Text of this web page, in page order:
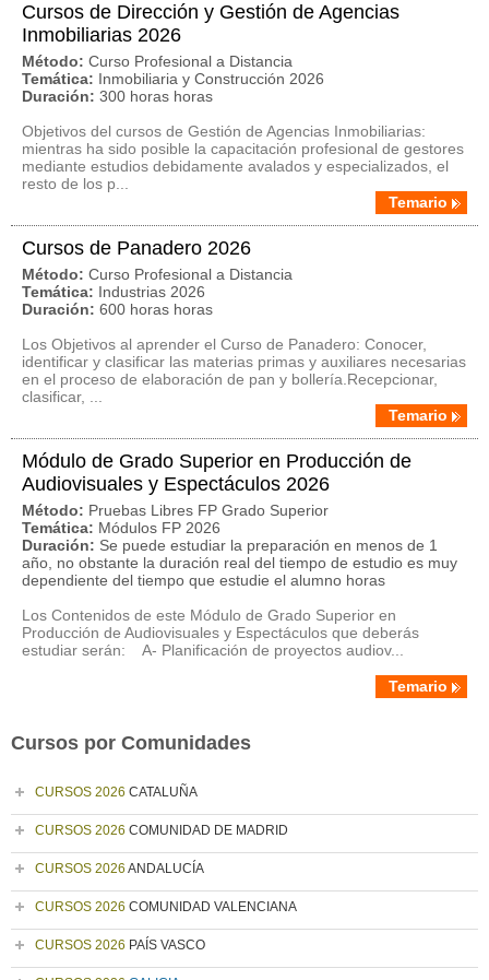
Cursos de Dirección y Gestión de Agencias
Inmobiliarias 2026
Método: Curso Profesional a Distancia
Temática: Inmobiliaria y Construcción 2026
Duración: 300 horas horas
Objetivos del cursos de Gestión de Agencias Inmobiliarias:
mientras ha sido posible la capacitación profesional de gestores
mediante estudios debidamente avalados y especializados, el
resto de los p...
Temario
Cursos de Panadero 2026
Método: Curso Profesional a Distancia
Temática: Industrias 2026
Duración: 600 horas horas
Los Objetivos al aprender el Curso de Panadero: Conocer,
identificar y clasificar las materias primas y auxiliares necesarias
en el proceso de elaboración de pan y bollería.Recepcionar,
clasificar, ...
Temario
Módulo de Grado Superior en Producción de
Audiovisuales y Espectáculos 2026
Método: Pruebas Libres FP Grado Superior
Temática: Módulos FP 2026
Duración: Se puede estudiar la preparación en menos de 1
año, no obstante la duración real del tiempo de estudio es muy
dependiente del tiempo que estudie el alumno horas
Los Contenidos de este Módulo de Grado Superior en
Producción de Audiovisuales y Espectáculos que deberás
estudiar serán: A- Planificación de proyectos audiov...
Temario
Cursos por Comunidades
CURSOS 2026 CATALUÑA
CURSOS 2026 COMUNIDAD DE MADRID
CURSOS 2026 ANDALUCÍA
CURSOS 2026 COMUNIDAD VALENCIANA
CURSOS 2026 PAÍS VASCO